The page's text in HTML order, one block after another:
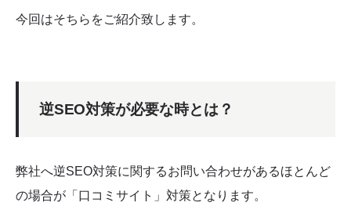
今回はそちらをご紹介致します。
逆SEO対策が必要な時とは？
弊社へ逆SEO対策に関するお問い合わせがあるほとんど
の場合が「口コミサイト」対策となります。